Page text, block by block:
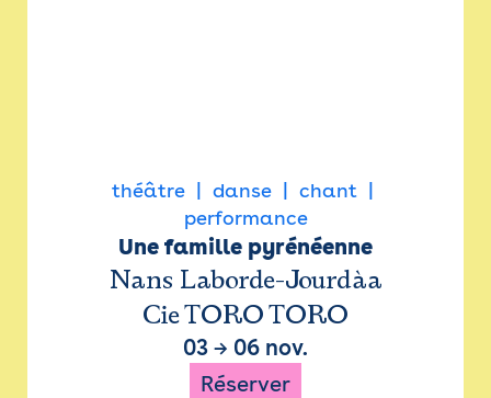
théâtre danse
chant
performance
Une famille pyrénéenne
Nans Laborde-Jourdàa
Cie TORO TORO
03 → 06 nov.
Réserver